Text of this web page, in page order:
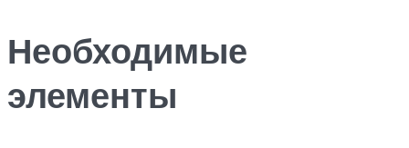
Необходимые
элементы